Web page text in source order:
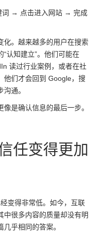
词 → 点击进入网站 → 完成
化。越来越多的用户在搜索
认知建立”。他们可能在
读过行业案例，或者在社
他们才会回到 Google，搜
通。
是确认信息的最后一步。
任变得更加
变得非常低。如今，互联
中很多内容的质量却没有明
乎相同的答案。